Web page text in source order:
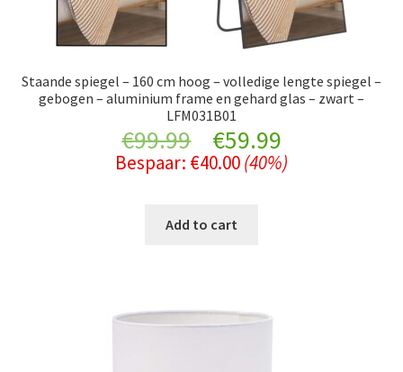
Staande spiegel – 160 cm hoog – volledige lengte spiegel –
gebogen – aluminium frame en gehard glas – zwart –
LFM031B01
€99.99
Original
price
was:
€59.99Current
price
Bespaar: €40.00(40%)
Add to cart